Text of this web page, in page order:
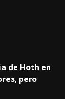
de Hoth en
pero